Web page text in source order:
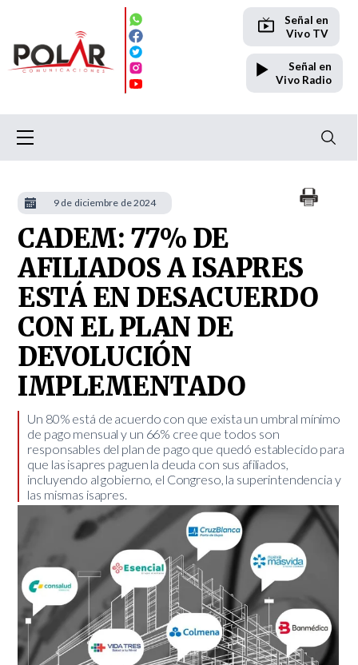
Señal en
Vivo TV
Señal en
Vivo Radio
CADEM: 77% DE
AFILIADOS A ISAPRES
ESTÁ EN DESACUERDO
CON EL PLAN DE
DEVOLUCIÓN
IMPLEMENTADO
​Un 80% está de acuerdo con que exista un umbral mínimo
de pago mensual y un 66% cree que todos son
responsables del plan de pago que quedó establecido para
que las isapres paguen la deuda con sus afiliados,
incluyendo al gobierno, el Congreso, la superintendencia y
las mismas isapres.
9 de diciembre de 2024